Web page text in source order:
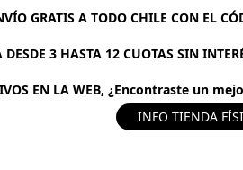
GRATIS A TODO CHILE CON EL
DESDE 3 HASTA 12 CUOTAS SIN
EN LA WEB, ¿Encontraste un
INFO TIENDA